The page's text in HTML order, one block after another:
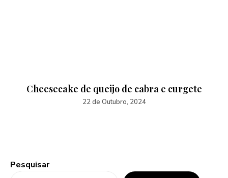
Cheesecake de queijo de cabra e curgete
22 de Outubro, 2024
Pesquisar